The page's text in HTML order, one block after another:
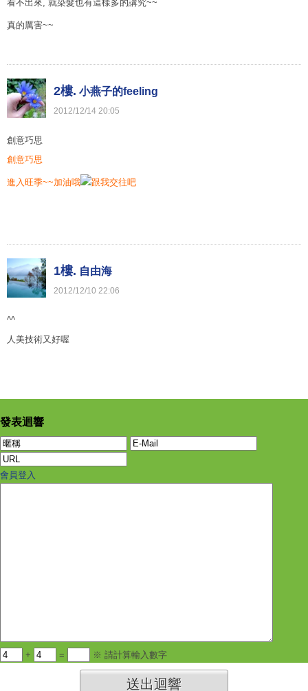
看不出來, 就染髮也有這樣多的講究~~
真的厲害~~
2樓. 小燕子的feeling
2012/12/14 20:05
創意巧思
創意巧思
進入旺季~~加油哦
1樓. 自由海
2012/12/10 22:06
^^
人美技術又好喔
發表迴響
會員登入
+ = ※ 請計算輸入數字
送出迴響